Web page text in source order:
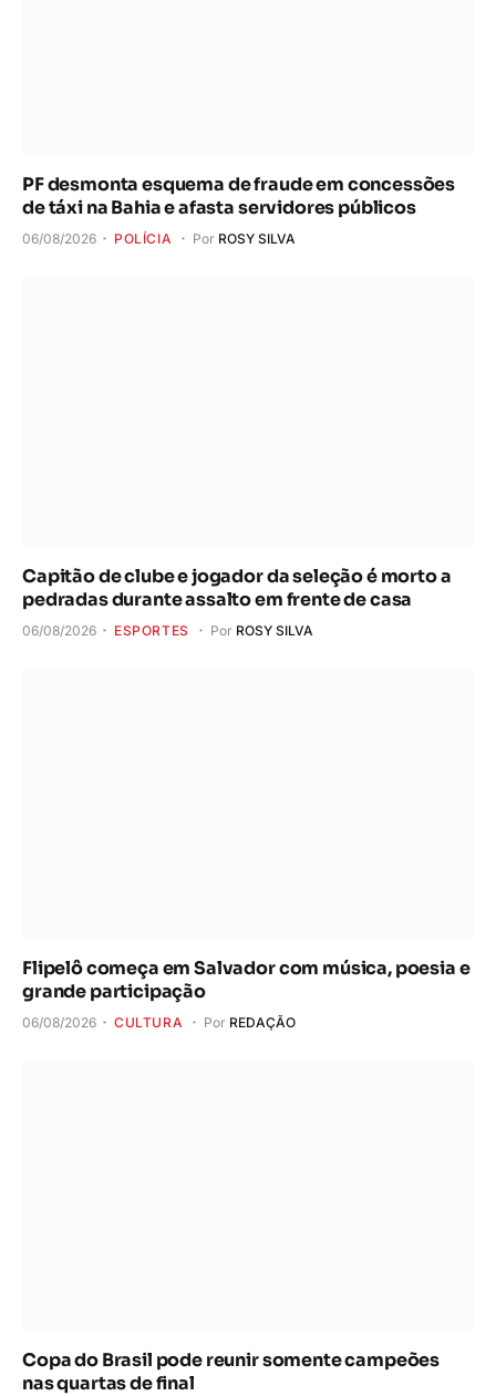
PF desmonta esquema de fraude em concessões
de táxi na Bahia e afasta servidores públicos
06/08/2026 POLÍCIA Por ROSY SILVA
Capitão de clube e jogador da seleção é morto a
pedradas durante assalto em frente de casa
06/08/2026 ESPORTES Por ROSY SILVA
Flipelô começa em Salvador com música, poesia e
grande participação
06/08/2026 CULTURA Por REDAÇÃO
Copa do Brasil pode reunir somente campeões
nas quartas de final